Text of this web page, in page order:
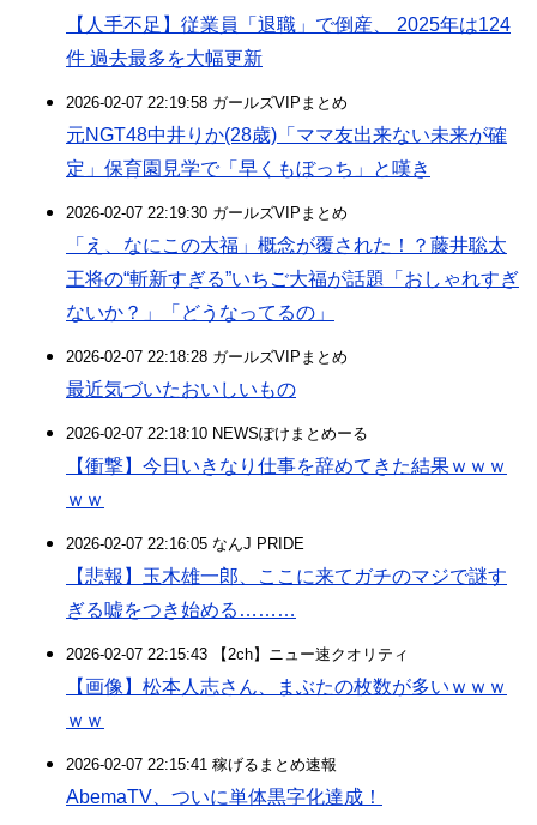
【人手不足】従業員「退職」で倒産、 2025年は124
件 過去最多を大幅更新
2026-02-07 22:19:58 ガールズVIPまとめ
元NGT48中井りか(28歳)「ママ友出来ない未来が確
定」保育園見学で「早くもぼっち」と嘆き
2026-02-07 22:19:30 ガールズVIPまとめ
「え、なにこの大福」概念が覆された！？藤井聡太
王将の“斬新すぎる”いちご大福が話題「おしゃれすぎ
ないか？」「どうなってるの」
2026-02-07 22:18:28 ガールズVIPまとめ
最近気づいたおいしいもの
2026-02-07 22:18:10 NEWSぽけまとめーる
【衝撃】今日いきなり仕事を辞めてきた結果ｗｗｗ
ｗｗ
2026-02-07 22:16:05 なんJ PRIDE
【悲報】玉木雄一郎、ここに来てガチのマジで謎す
ぎる嘘をつき始める………
2026-02-07 22:15:43 【2ch】ニュー速クオリティ
【画像】松本人志さん、まぶたの枚数が多いｗｗｗ
ｗｗ
2026-02-07 22:15:41 稼げるまとめ速報
AbemaTV、ついに単体黒字化達成！